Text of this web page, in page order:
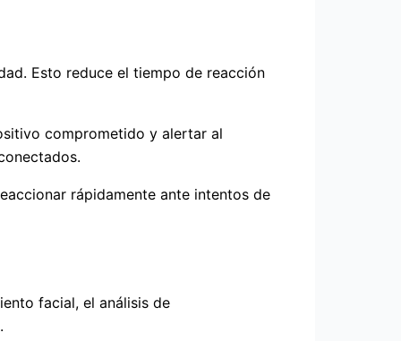
Esto reduce el tiempo de reacción
comprometido y alertar al
rápidamente ante intentos de
facial, el análisis de